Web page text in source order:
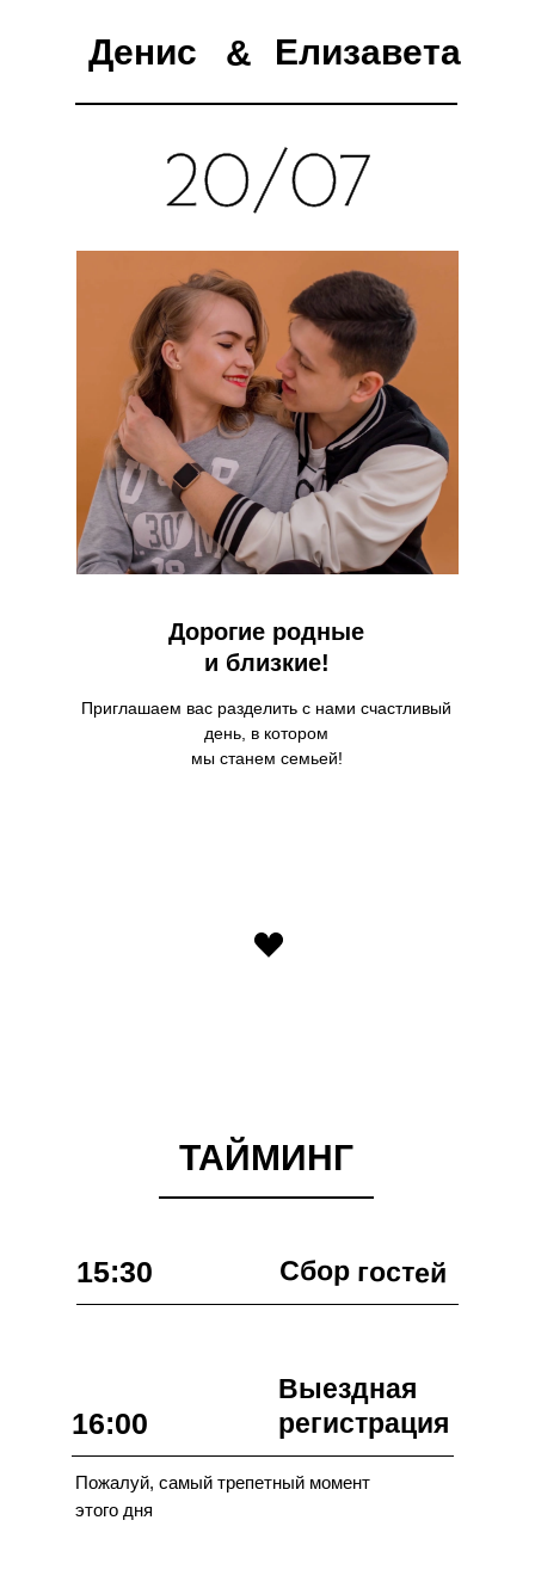
Дорогие родные
и близкие!
Приглашаем вас разделить с нами счастливый
день, в котором
мы станем семьей!
&
Денис Елизавета
ТАЙМИНГ
Пожалуй, самый трепетный момент
этого дня
16:00
Выездная
регистрация
15:30 Сбор гостей